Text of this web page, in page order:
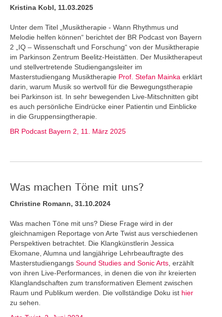
Kristina Kobl, 11.03.2025
Unter dem Titel „Musiktherapie - Wann Rhythmus und
Melodie helfen können“ berichtet der BR Podcast von Bayern
2 „IQ – Wissenschaft und Forschung“ von der Musiktherapie
im Parkinson Zentrum Beelitz-Heistätten. Der Musiktherapeut
und stellvertretende Studiengangsleiter im
Masterstudiengang Musiktherapie Prof. Stefan Mainka erklärt
darin, warum Musik so wertvoll für die Bewegungstherapie
bei Parkinson ist. In sehr bewegenden Live-Mitschnitten gibt
es auch persönliche Eindrücke einer Patientin und Einblicke
in die Gruppensingtherapie.
BR Podcast Bayern 2, 11. März 2025
Was machen Töne mit uns?
Christine Romann, 31.10.2024
Was machen Töne mit uns? Diese Frage wird in der
gleichnamigen Reportage von Arte Twist aus verschiedenen
Perspektiven betrachtet. Die Klangkünstlerin Jessica
Ekomane, Alumna und langjährige Lehrbeauftragte des
Masterstudiengangs Sound Studies and Sonic Arts , erzählt
von ihren Live-Performances, in denen die von ihr kreierten
Klanglandschaften zum transformativen Element zwischen
Raum und Publikum werden. Die vollständige Doku ist hier
zu sehen.